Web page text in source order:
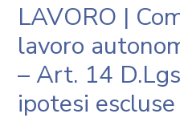
LAVORO |
lavoro
– Art. 14
ipotesi